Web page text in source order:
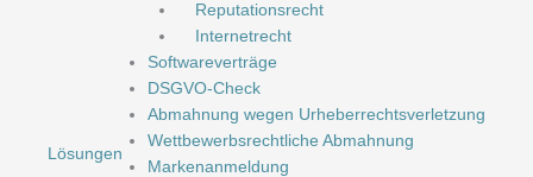
Reputationsrecht
Internetrecht
Lösungen
Softwareverträge
DSGVO-Check
Abmahnung wegen Urheberrechtsverletzung
Wettbewerbsrechtliche Abmahnung
Markenanmeldung